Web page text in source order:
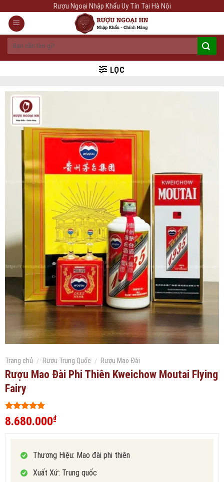
content
Rượu Ngoại Nhập Khẩu Uy Tín Tại Hà Nội
kiếm:
LỌC
Trang chủ / Rượu Trung Quốc / Rượu Mao Đài
Rượu Mao Đài Phi Thiên Kweichow Moutai Flying
Fairy
5trên 5
dựa trên
366
8.680.000₫
Thương Hiệu: Mao đài phi thiên
Xuất Xứ: Trung quốc